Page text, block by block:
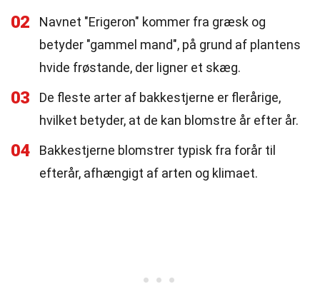
02
Navnet "Erigeron" kommer fra græsk og
betyder "gammel mand", på grund af plantens
hvide frøstande, der ligner et skæg.
03
De fleste arter af bakkestjerne er flerårige,
hvilket betyder, at de kan blomstre år efter år.
04
Bakkestjerne blomstrer typisk fra forår til
efterår, afhængigt af arten og klimaet.